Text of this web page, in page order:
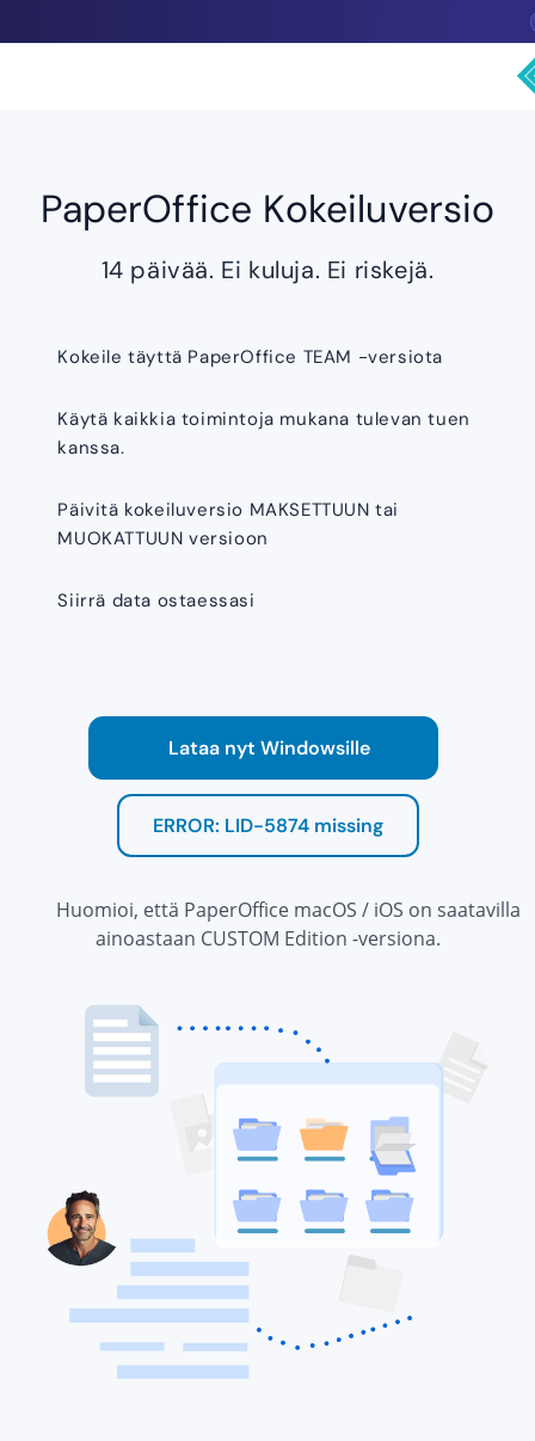
PaperOffice Kokeiluversio
14 päivää. Ei kuluja. Ei riskejä.
Kokeile täyttä PaperOffice TEAM -versiota
Käytä kaikkia toimintoja mukana tulevan tuen
kanssa.
Päivitä kokeiluversio MAKSETTUUN tai
MUOKATTUUN versioon
Siirrä data ostaessasi
Lataa nyt Windowsille
ERROR: LID-5874 missing
Huomioi, että PaperOffice macOS / iOS on saatavilla
ainoastaan CUSTOM Edition -versiona.